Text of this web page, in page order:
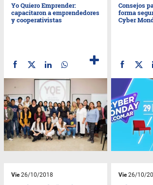
Yo Quiero Emprender:
capacitaron a emprendedores
y cooperativistas
Consejos
forma
Cyber
Vie26/10/2018 Vie26/10/